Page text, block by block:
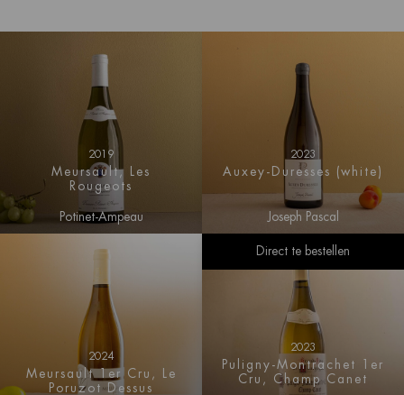
2019
Meursault, Les
Rougeots
Potinet-Ampeau
2023
Auxey-Duresses (white)
Joseph Pascal
2024
Meursault 1er Cru, Le
Poruzot Dessus
Direct te bestellen
2023
Puligny-Montrachet 1er
Cru, Champ Canet